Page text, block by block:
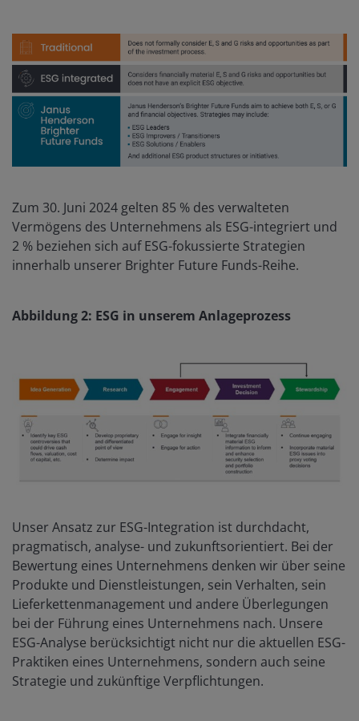
Zum 30. Juni 2024 gelten 85 % des verwalteten
Vermögens des Unternehmens als ESG-integriert und
2 % beziehen sich auf ESG-fokussierte Strategien
innerhalb unserer Brighter Future Funds-Reihe.
Abbildung 2: ESG in unserem Anlageprozess
Unser Ansatz zur ESG-Integration ist durchdacht,
pragmatisch, analyse- und zukunftsorientiert. Bei der
Bewertung eines Unternehmens denken wir über seine
Produkte und Dienstleistungen, sein Verhalten, sein
Lieferkettenmanagement und andere Überlegungen
bei der Führung eines Unternehmens nach. Unsere
ESG-Analyse berücksichtigt nicht nur die aktuellen ESG-
Praktiken eines Unternehmens, sondern auch seine
Strategie und zukünftige Verpflichtungen.